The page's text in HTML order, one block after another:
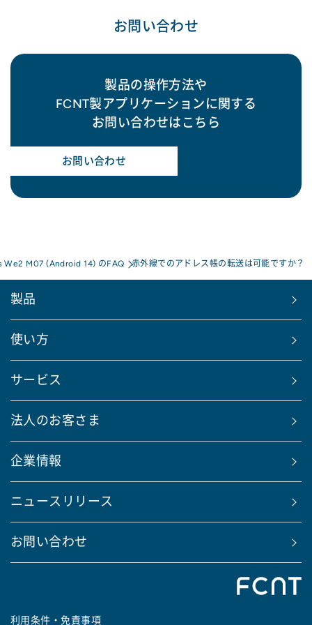
お問い合わせ
製品の操作方法や
FCNT製アプリケーションに関する
お問い合わせはこちら
お問い合わせ
We2 M07 (Android 14) のFAQ 赤外線でのアドレス帳の転送は可能ですか？
製品
使い方
サービス
法人のお客さま
企業情報
ニュースリリース
お問い合わせ
利用条件・免責事項